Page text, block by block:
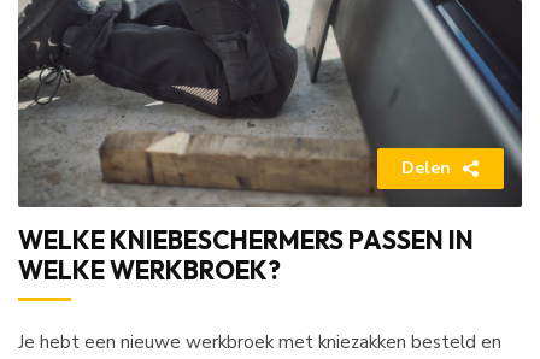
Delen
WELKE KNIEBESCHERMERS PASSEN IN
WELKE WERKBROEK?
Je hebt een nieuwe werkbroek met kniezakken besteld en